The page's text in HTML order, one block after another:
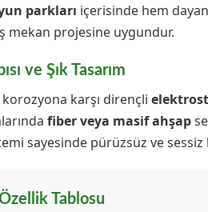
parkları içerisinde hem
mekan projesine uygundur.
ve Şık Tasarım
karşı dirençli
fiber veya masif ahşap
sayesinde pürüzsüz ve sessiz
Tablosu